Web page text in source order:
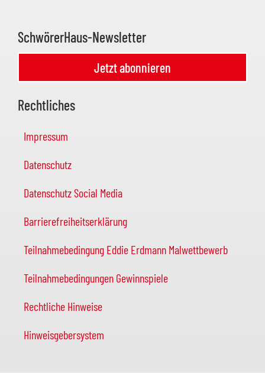
SchwörerHaus-Newsletter
Jetzt abonnieren
Rechtliches
Impressum
Datenschutz
Datenschutz Social Media
Barrierefreiheitserklärung
Teilnahmebedingung Eddie Erdmann Malwettbewerb
Teilnahmebedingungen Gewinnspiele
Rechtliche Hinweise
Hinweisgebersystem